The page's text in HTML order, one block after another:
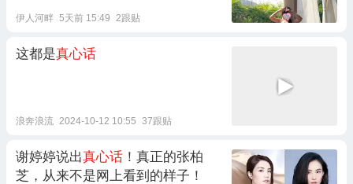
伊人河畔 5天前 15:49 2跟贴
这都是真心话
浪奔浪流 2024-10-12 10:55 37跟贴
谢婷婷说出真心话 ！真正的张柏
芝，从来不是网上看到的样子！